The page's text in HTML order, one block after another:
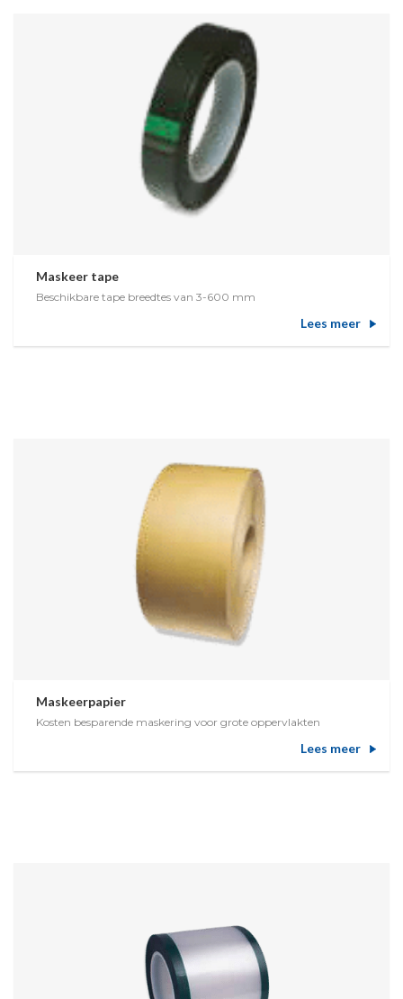
Maskeer tape
Beschikbare tape breedtes van 3-600 mm
Lees meer
Maskeerpapier
Kosten besparende maskering voor grote oppervlakten
Lees meer